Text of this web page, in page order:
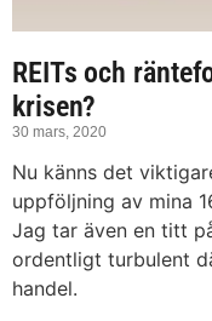
REITs och
krisen?
30 mars, 2020
Nu känns det
uppföljning av mina
Jag tar även en titt
ordentligt turbulent
handel.